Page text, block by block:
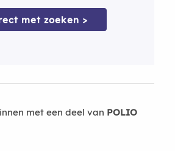
met zoeken >
met een deel van POLIO